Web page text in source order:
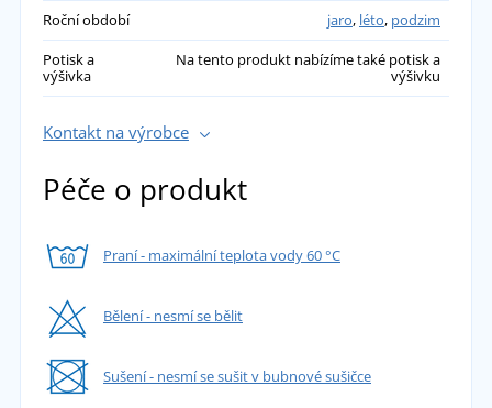
Roční období
jaro, léto, podzim
Potisk a
výšivka
Na tento produkt nabízíme také potisk a
výšivku
Kontakt na výrobce
Péče o produkt
Praní - maximální teplota vody 60 °C
Bělení - nesmí se bělit
Sušení - nesmí se sušit v bubnové sušičce